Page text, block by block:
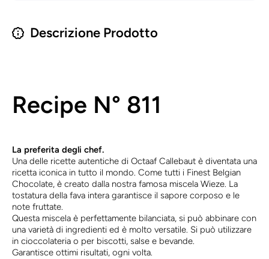
Descrizione Prodotto
Recipe N° 811
La preferita degli chef.
Una delle ricette autentiche di Octaaf Callebaut è diventata una
ricetta iconica in tutto il mondo. Come tutti i Finest Belgian
Chocolate, è creato dalla nostra famosa miscela Wieze. La
tostatura della fava intera garantisce il sapore corposo e le
note fruttate.
Questa miscela è perfettamente bilanciata, si può abbinare con
una varietà di ingredienti ed è molto versatile. Si può utilizzare
in cioccolateria o per biscotti, salse e bevande.
Garantisce ottimi risultati, ogni volta.